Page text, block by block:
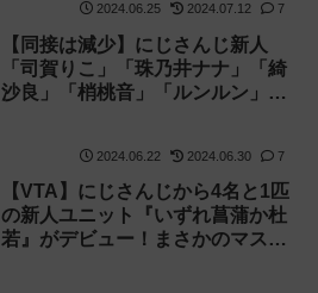
2024.06.25 2024.07.12 7
【同接は減少】にじさんじ新人
「司賀りこ」「珠乃井ナナ」「綺
沙良」「梢桃音」「ルンルン」の
2024.06.22 2024.06.30 7
【VTA】にじさんじから4名と1匹
の新人ユニット『いずれ菖蒲か杜
若』がデビュー！まさかのマスコ